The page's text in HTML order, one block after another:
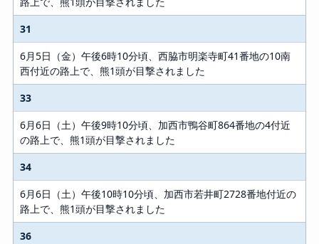
31
6月5日（金）午後6時10分頃、西脇市明楽寺町41番地の10南
西付近の路上で、熊1頭が目撃されました
33
6月6日（土）午後9時10分頃、加西市鴨谷町864番地の4付近
の路上で、熊1頭が目撃されました
34
6月6日（土）午後10時10分頃、加西市若井町2728番地付近の
路上で、熊1頭が目撃されました
36